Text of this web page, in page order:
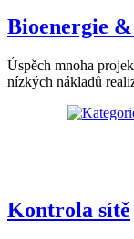
Bioenergie
Úspěch mnoha
nízkých nákladů
Kontrola sítě